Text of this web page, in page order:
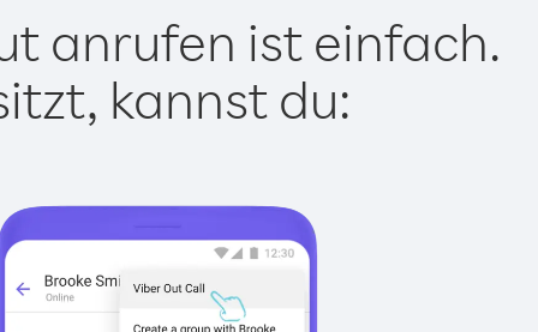
anrufen ist einfach.
kannst du: